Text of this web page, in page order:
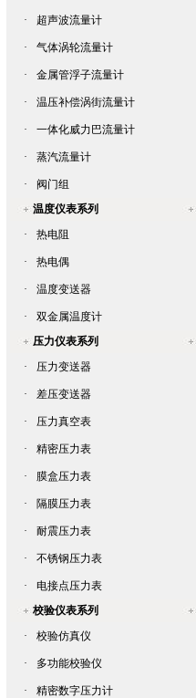
· 超声波流量计
· 气体涡轮流量计
· 金属管浮子流量计
· 温压补偿涡街流量计
· 一体化威力巴流量计
· 蒸汽流量计
·
阀门组
温度仪表系列
·
热电阻
· 热电偶
· 温度变送器
·
双金属温度计
压力仪表系列
·
压力变送器
· 差压变送器
· 压力真空表
· 精密压力表
· 膜盒压力表
· 隔膜压力表
· 耐震压力表
· 不锈钢压力表
·
电接点压力表
校验仪表系列
·
校验仿真仪
· 多功能校验仪
· 精密数字压力计